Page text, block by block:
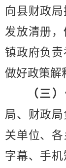
向县财政
发放清册
镇政府负责
做好政策解
（三
局、财政
关单位、
字幕、手